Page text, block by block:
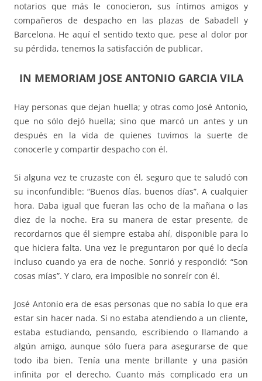
notarios que más le conocieron, sus íntimos amigos y
compañeros de despacho en las plazas de Sabadell y
Barcelona. He aquí el sentido texto que, pese al dolor por
su pérdida, tenemos la satisfacción de publicar.
IN MEMORIAM JOSE ANTONIO GARCIA VILA
Hay personas que dejan huella; y otras como José Antonio,
que no sólo dejó huella; sino que marcó un antes y un
después en la vida de quienes tuvimos la suerte de
conocerle y compartir despacho con él.
Si alguna vez te cruzaste con él, seguro que te saludó con
su inconfundible: “Buenos días, buenos días”. A cualquier
hora. Daba igual que fueran las ocho de la mañana o las
diez de la noche. Era su manera de estar presente, de
recordarnos que él siempre estaba ahí, disponible para lo
que hiciera falta. Una vez le preguntaron por qué lo decía
incluso cuando ya era de noche. Sonrió y respondió: “Son
cosas mías”. Y claro, era imposible no sonreír con él.
José Antonio era de esas personas que no sabía lo que era
estar sin hacer nada. Si no estaba atendiendo a un cliente,
estaba estudiando, pensando, escribiendo o llamando a
algún amigo, aunque sólo fuera para asegurarse de que
todo iba bien. Tenía una mente brillante y una pasión
infinita por el derecho. Cuanto más complicado era un